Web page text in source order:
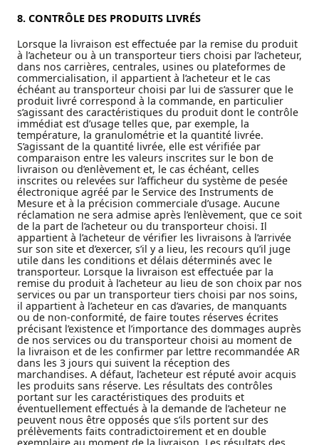
8. CONTRÔLE DES PRODUITS LIVRÉS
Lorsque la livraison est effectuée par la remise du produit
à l’acheteur ou à un transporteur tiers choisi par l’acheteur,
dans nos carrières, centrales, usines ou plateformes de
commercialisation, il appartient à l’acheteur et le cas
échéant au transporteur choisi par lui de s’assurer que le
produit livré correspond à la commande, en particulier
s’agissant des caractéristiques du produit dont le contrôle
immédiat est d’usage telles que, par exemple, la
température, la granulométrie et la quantité livrée.
S’agissant de la quantité livrée, elle est vérifiée par
comparaison entre les valeurs inscrites sur le bon de
livraison ou d’enlèvement et, le cas échéant, celles
inscrites ou relevées sur l’afficheur du système de pesée
électronique agréé par le Service des Instruments de
Mesure et à la précision commerciale d’usage. Aucune
réclamation ne sera admise après l’enlèvement, que ce soit
de la part de l’acheteur ou du transporteur choisi. Il
appartient à l’acheteur de vérifier les livraisons à l’arrivée
sur son site et d’exercer, s’il y a lieu, les recours qu’il juge
utile dans les conditions et délais déterminés avec le
transporteur. Lorsque la livraison est effectuée par la
remise du produit à l’acheteur au lieu de son choix par nos
services ou par un transporteur tiers choisi par nos soins,
il appartient à l’acheteur en cas d’avaries, de manquants
ou de non-conformité, de faire toutes réserves écrites
précisant l’existence et l’importance des dommages auprès
de nos services ou du transporteur choisi au moment de
la livraison et de les confirmer par lettre recommandée AR
dans les 3 jours qui suivent la réception des
marchandises. A défaut, l’acheteur est réputé avoir acquis
les produits sans réserve. Les résultats des contrôles
portant sur les caractéristiques des produits et
éventuellement effectués à la demande de l’acheteur ne
peuvent nous être opposés que s’ils portent sur des
prélèvements faits contradictoirement et en double